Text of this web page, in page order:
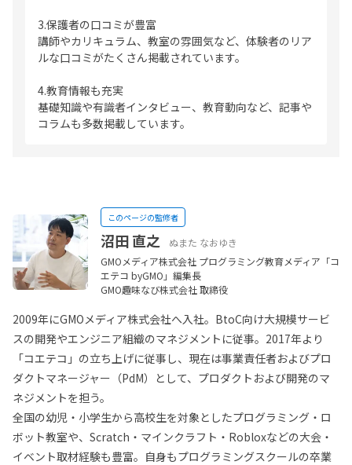
3.保護者の口コミが豊富
講師やカリキュラム、教室の雰囲気など、体験者のリア
ルな口コミがたくさん掲載されています。
4.教育情報も充実
基礎知識や有識者インタビュー、教育動向など、記事や
コラムも多数掲載しています。
このページの監修者
沼田 直之
ぬまた なおゆき
GMOメディア株式会社 プログラミング教育メディア「コ
エテコ byGMO」編集長
GMO趣味なび株式会社 取締役
2009年にGMOメディア株式会社へ入社。BtoC向け大規模サービ
スの開発やエンジニア組織のマネジメントに従事。2017年より
「コエテコ」の立ち上げに従事し、現在は事業責任者およびプロ
ダクトマネージャー（PdM）として、プロダクトおよび開発のマ
ネジメントを担う。
全国の幼児・小学生から高校生を対象としたプログラミング・ロ
ボット教室や、Scratch・マインクラフト・Robloxなどの大会・
イベント取材経験も豊富。自身もプログラミングスクールの卒業